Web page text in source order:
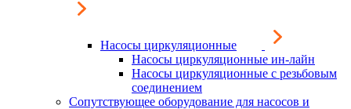
Насосы циркуляционные
Насосы циркуляционные ин-лайн
Насосы циркуляционные с резьбовым
соединением
Сопутствующее оборудование для насосов и